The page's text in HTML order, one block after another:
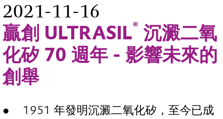
二氧化矽
Phone:(02) 2175-5245
Mobile:
0933 829 400
Fax:
(02) 2717-2106
john.chin@evonik.com
2021-11-16
贏創 ULTRASIL® 沉澱二氧
化矽 70 週年 - 影響未來的
創舉
1951 年發明沉澱二氧化矽，至今已成